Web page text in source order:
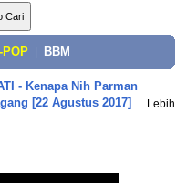
POP BBM
- Kenapa Nih Parman
[22 Agustus 2017]
Lebih